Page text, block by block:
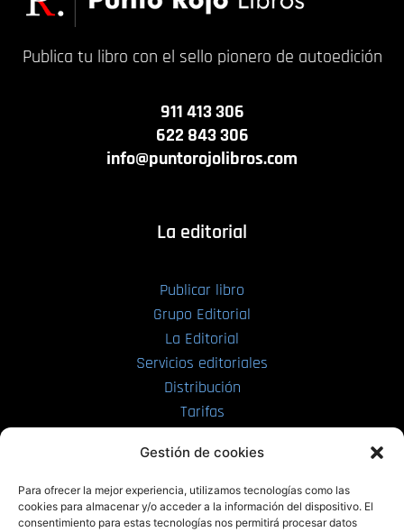
Gestión de cookies
Para ofrecer la mejor experiencia, utilizamos tecnologías como las
cookies para almacenar y/o acceder a la información del dispositivo. El
consentimiento para estas tecnologías nos permitirá procesar datos
Publica tu libro con el sello pionero de autoedición
911 413 306
622 843 306
info@puntorojolibros.com
La editorial
Publicar libro
Grupo Editorial
La Editorial
Servicios editoriales
Distribución
Tarifas